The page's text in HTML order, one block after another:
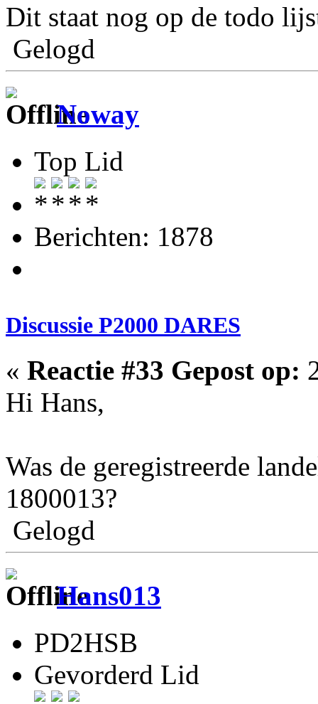
Dit staat nog op de todo
Gelogd
Noway
Top Lid
Berichten: 1878
Discussie P2000 DARES
« Reactie #33 Gepost op:
Hi Hans,
Was de geregistreerde
1800013?
Gelogd
Hans013
PD2HSB
Gevorderd Lid